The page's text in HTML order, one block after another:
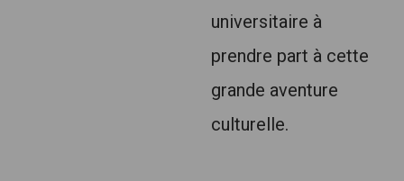
universitaire à
prendre part à cette
grande aventure
culturelle.